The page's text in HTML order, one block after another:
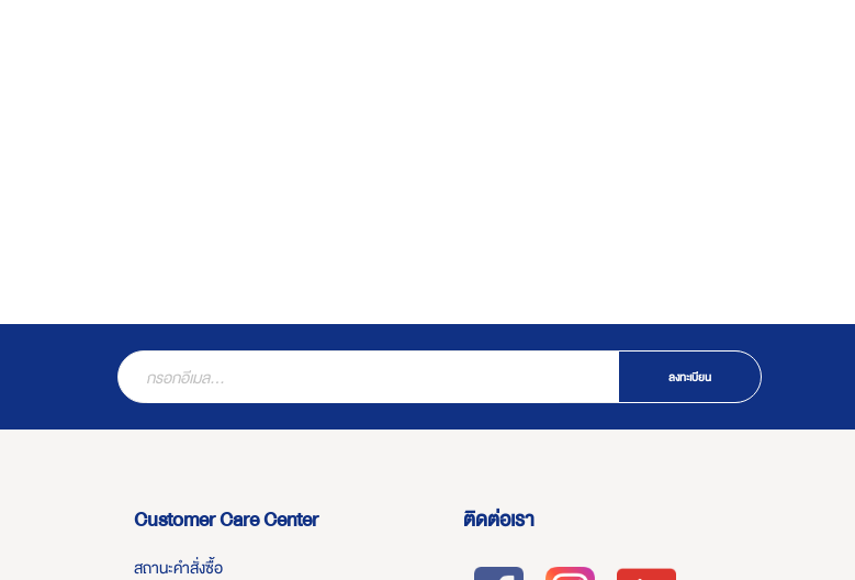
ลงทะเบียน
Customer Care Center
สถานะคำสั่งซื้อ
ติดต่อเรา